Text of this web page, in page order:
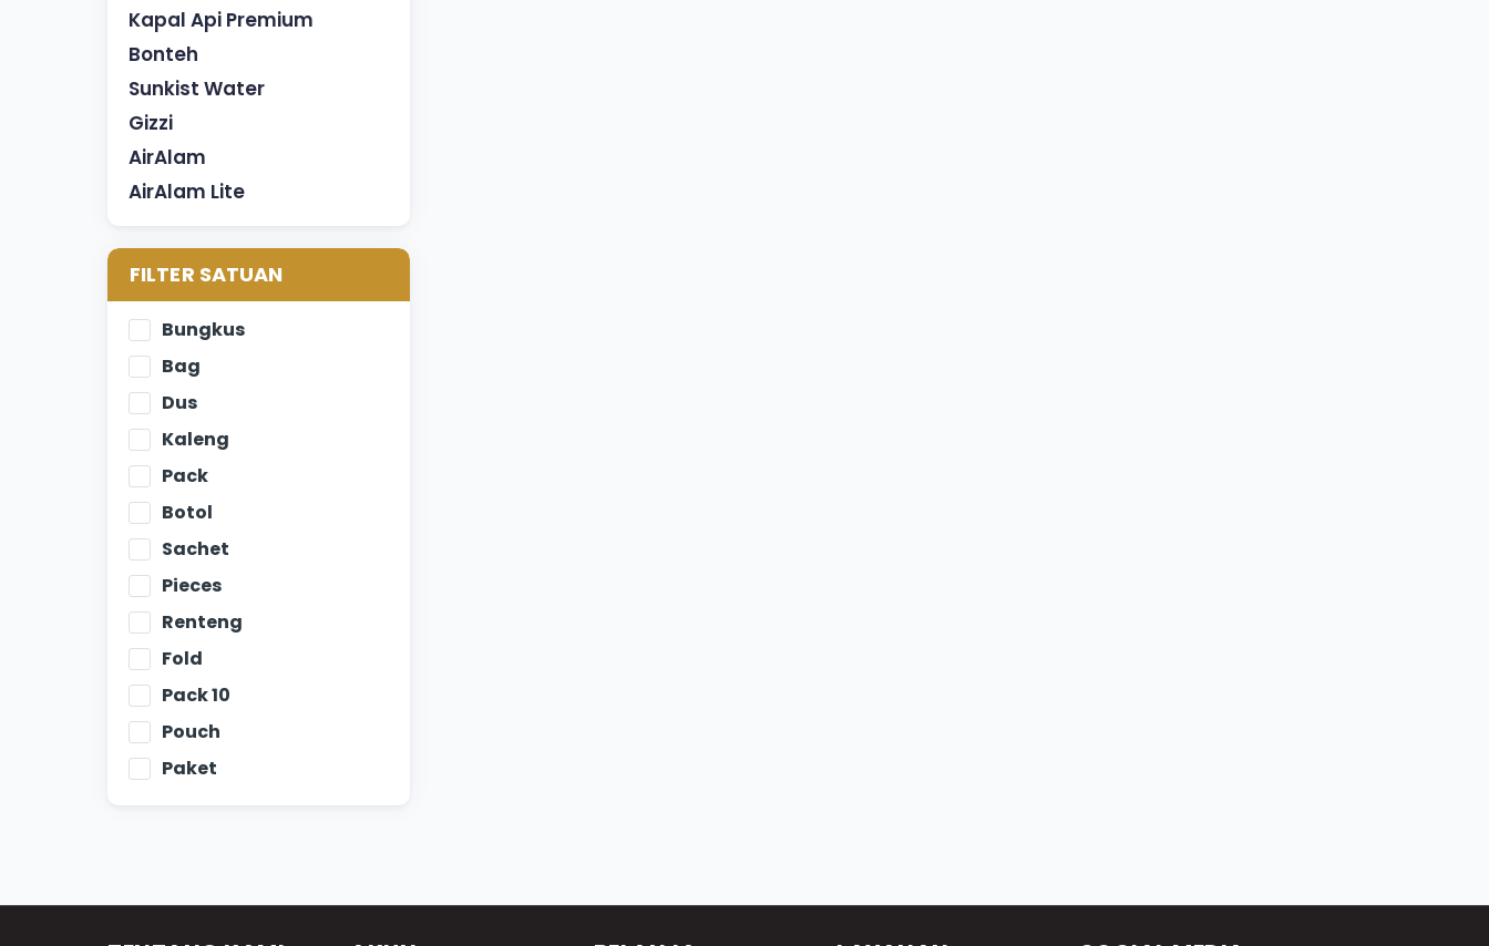
Kapal Api Premium
Bonteh
Sunkist Water
Gizzi
AirAlam
AirAlam Lite
FILTER SATUAN
Bungkus
Bag
Dus
Kaleng
Pack
Botol
Sachet
Pieces
Renteng
Fold
Pack 10
Pouch
Paket